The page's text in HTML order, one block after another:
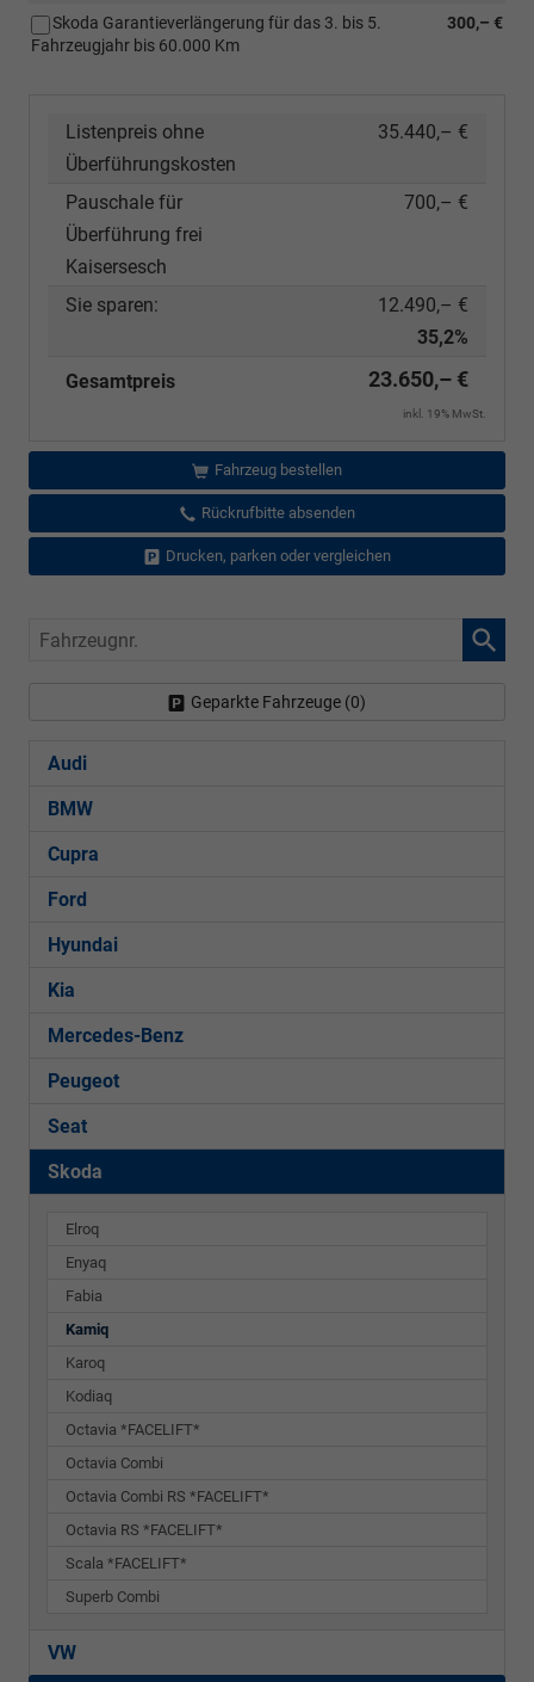
300,– €
Skoda Garantieverlängerung für das 3. bis 5.
Fahrzeugjahr bis 60.000 Km
Listenpreis ohne
Überführungskosten
35.440,– €
Pauschale für
Überführung frei
Kaisersesch
700,– €
Sie sparen:
12.490,– €
35,2%
Gesamtpreis
23.650,– €
inkl. 19% MwSt.
Fahrzeug bestellen
Rückrufbitte absenden
Drucken, parken oder vergleichen
Fahrzeugnr.
Geparkte Fahrzeuge (0)
Audi
BMW
Cupra
Ford
Hyundai
Kia
Mercedes-Benz
Peugeot
Seat
Skoda
Elroq
Enyaq
Fabia
Kamiq
Karoq
Kodiaq
Octavia *FACELIFT*
Octavia Combi
Octavia Combi RS *FACELIFT*
Octavia RS *FACELIFT*
Scala *FACELIFT*
Superb Combi
VW